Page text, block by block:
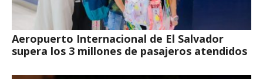
Aeropuerto Internacional de El Salvador
supera los 3 millones de pasajeros atendidos